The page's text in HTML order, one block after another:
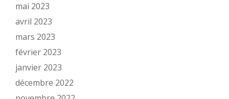
mai 2023
avril 2023
mars 2023
février 2023
janvier 2023
décembre 2022